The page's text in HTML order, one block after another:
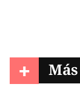
+